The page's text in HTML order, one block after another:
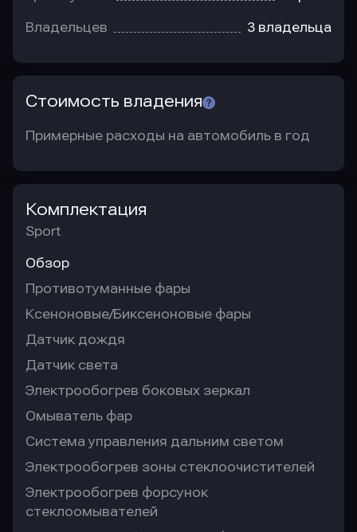
Владельцев 3 владельца
Стоимость владения
Примерные расходы на автомобиль в год
Комплектация
Sport
Обзор
Противотуманные фары
Ксеноновые/Биксеноновые фары
Датчик дождя
Датчик света
Электрообогрев боковых зеркал
Омыватель фар
Система управления дальним светом
Электрообогрев зоны стеклоочистителей
Электрообогрев форсунок
стеклоомывателей